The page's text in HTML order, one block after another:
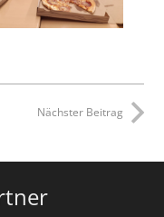
Nächster Beitrag